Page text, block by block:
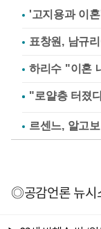
'고지용과 이
표창원, 남규
하리수 "이혼
르센느, 알고
◎공감언론 뉴시